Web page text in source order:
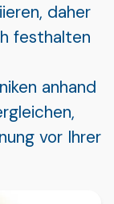
daher
festhalten
anhand
vor Ihrer